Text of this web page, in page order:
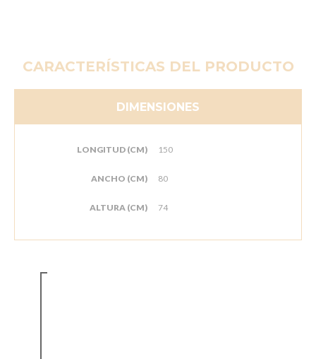
CARACTERÍSTICAS DEL PRODUCTO
DIMENSIONES
LONGITUD (CM) 150
ANCHO (CM) 80
ALTURA (CM) 74